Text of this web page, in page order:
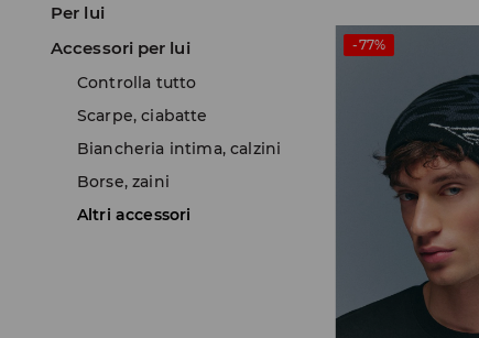
Per lui
Accessori per lui
Controlla tutto
Scarpe, ciabatte
Biancheria intima, calzini
Borse, zaini
Altri accessori
-77%